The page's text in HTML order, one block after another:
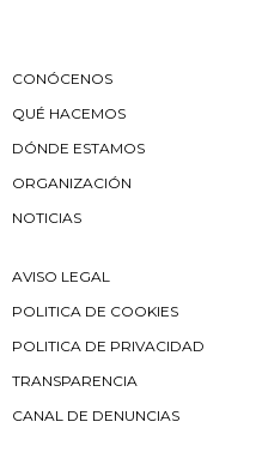
CONÓCENOS
QUÉ HACEMOS
DÓNDE ESTAMOS
ORGANIZACIÓN
NOTICIAS
AVISO LEGAL
POLITICA DE COOKIES
POLITICA DE PRIVACIDAD
TRANSPARENCIA
CANAL DE DENUNCIAS